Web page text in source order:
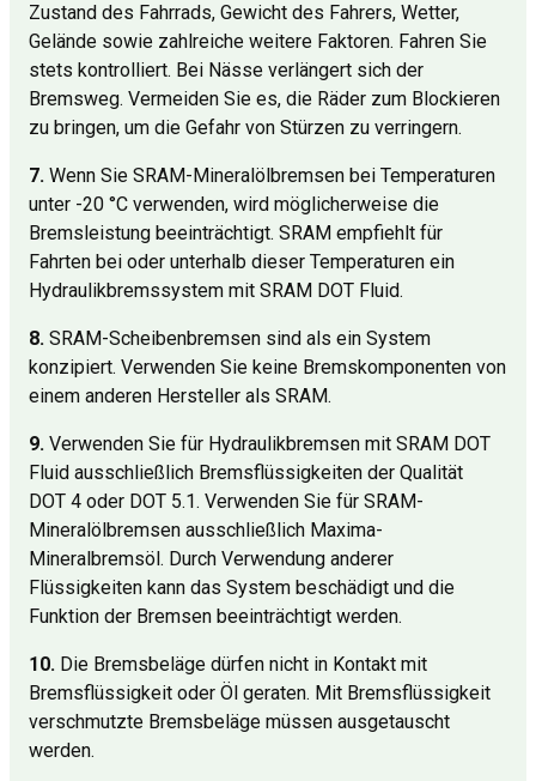
Zustand des Fahrrads, Gewicht des Fahrers, Wetter,
Gelände sowie zahlreiche weitere Faktoren. Fahren Sie
stets kontrolliert. Bei Nässe verlängert sich der
Bremsweg. Vermeiden Sie es, die Räder zum Blockieren
zu bringen, um die Gefahr von Stürzen zu verringern.
7. Wenn Sie SRAM-Mineralölbremsen bei Temperaturen
unter -20 °C verwenden, wird möglicherweise die
Bremsleistung beeinträchtigt. SRAM empfiehlt für
Fahrten bei oder unterhalb dieser Temperaturen ein
Hydraulikbremssystem mit SRAM DOT Fluid.
8. SRAM-Scheibenbremsen sind als ein System
konzipiert. Verwenden Sie keine Bremskomponenten von
einem anderen Hersteller als SRAM.
9. Verwenden Sie für Hydraulikbremsen mit SRAM DOT
Fluid ausschließlich Bremsflüssigkeiten der Qualität
DOT 4 oder DOT 5.1. Verwenden Sie für SRAM-
Mineralölbremsen ausschließlich Maxima-
Mineralbremsöl. Durch Verwendung anderer
Flüssigkeiten kann das System beschädigt und die
Funktion der Bremsen beeinträchtigt werden.
10. Die Bremsbeläge dürfen nicht in Kontakt mit
Bremsflüssigkeit oder Öl geraten. Mit Bremsflüssigkeit
verschmutzte Bremsbeläge müssen ausgetauscht
werden.